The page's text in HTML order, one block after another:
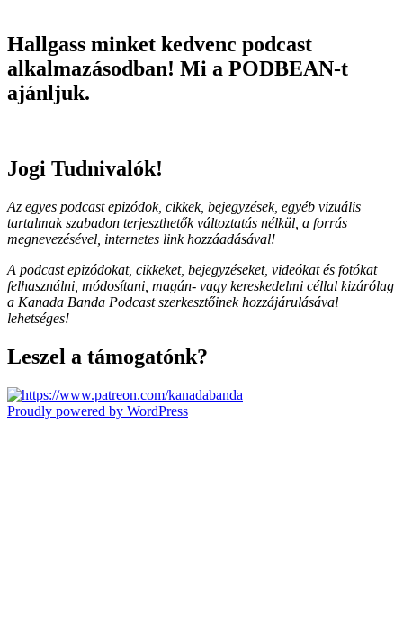
Hallgass minket kedvenc podcast
alkalmazásodban! Mi a PODBEAN-t
ajánljuk.
Jogi Tudnivalók!
Az egyes podcast epizódok, cikkek, bejegyzések, egyéb vizuális
tartalmak szabadon terjeszthetők változtatás nélkül, a forrás
megnevezésével, internetes link hozzáadásával!
A podcast epizódokat, cikkeket, bejegyzéseket, videókat és fotókat
felhasználni, módosítani, magán- vagy kereskedelmi céllal kizárólag
a Kanada Banda Podcast szerkesztőinek hozzájárulásával
lehetséges!
Leszel a támogatónk?
Proudly powered by WordPress